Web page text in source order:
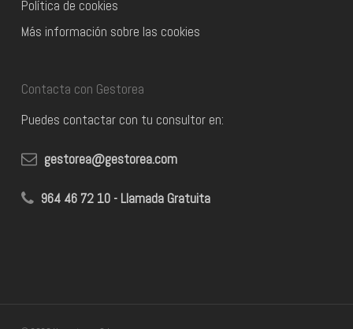
Política de cookies
Más información sobre las cookies
Contacta con Gestorea
Puedes contactar con tu consultor en:
gestorea@gestorea.com
964 46 72 10 - Llamada Gratuita